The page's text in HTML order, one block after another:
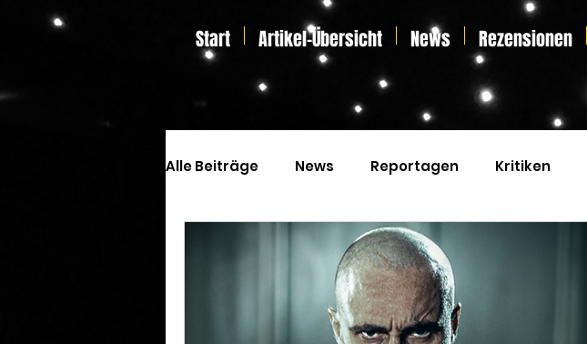
Start Artikel-Übersicht News Rezensionen
Alle Beiträge News Reportagen Kritiken
Kinoprogramm Specials